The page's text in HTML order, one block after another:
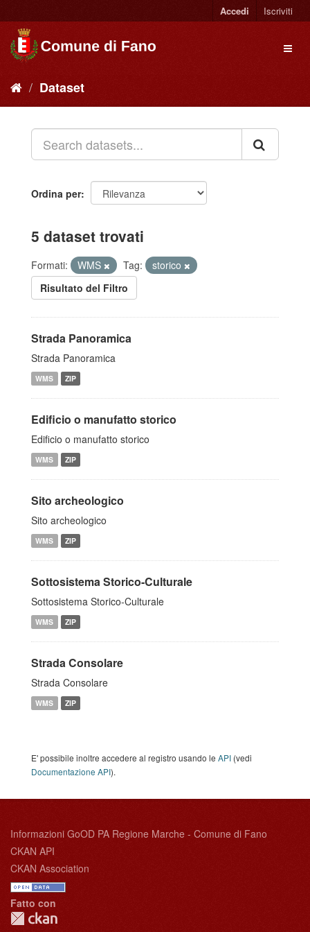
Accedi Iscriviti
Dataset
Ordina per
5 dataset trovati
Formati: WMS Tag:
storico
Risultato del Filtro
Strada Panoramica
Strada Panoramica
WMS ZIP
Edificio o manufatto storico
Edificio o manufatto storico
WMS ZIP
Sito archeologico
Sito archeologico
WMS ZIP
Sottosistema Storico-Culturale
Sottosistema Storico-Culturale
WMS ZIP
Strada Consolare
Strada Consolare
WMS ZIP
E' possibile inoltre accedere al registro usando le API (vedi
Documentazione API).
Informazioni GoOD PA Regione Marche - Comune di Fano
CKAN API
CKAN Association
Fatto con